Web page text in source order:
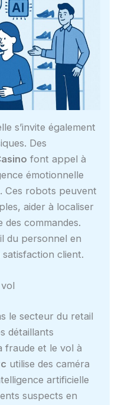
s’invite également
Des
font appel à
émotionnelle
Ces robots peuvent
aider à localiser
commandes.
du personnel en
client.
le secteur du retail
détaillants
et le vol à
utilise des caméra
artificielle
suspects en